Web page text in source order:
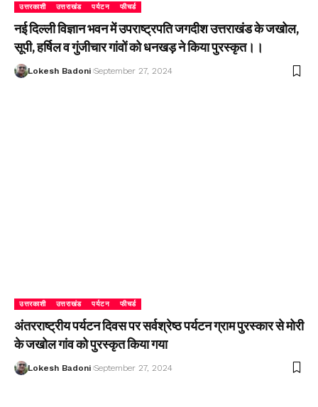
उत्तरकाशी उत्तराखंड पर्यटन फीचर्ड
नई दिल्ली विज्ञान भवन में उपराष्ट्रपति जगदीश उत्तराखंड के जखोल,
सूपी, हर्षिल व गुंजीचार गांवों को धनखड़ ने किया पुरस्कृत।।
Lokesh Badoni September 27, 2024
उत्तरकाशी उत्तराखंड पर्यटन फीचर्ड
अंतरराष्ट्रीय पर्यटन दिवस पर सर्वश्रेष्ठ पर्यटन ग्राम पुरस्कार से मोरी
के जखोल गांव को पुरस्कृत किया गया
Lokesh Badoni September 27, 2024